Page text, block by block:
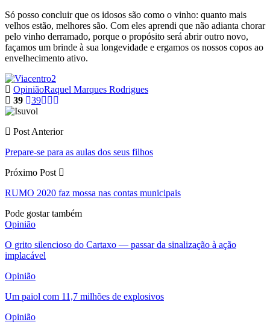
Só posso concluir que os idosos são como o vinho: quanto mais
velhos estão, melhores são. Com eles aprendi que não adianta chorar
pelo vinho derramado, porque o propósito será abrir outro novo,
façamos um brinde à sua longevidade e ergamos os nossos copos ao
envelhecimento ativo.
OpiniãoRaquel Marques Rodrigues
39
39
Post Anterior
Prepare-se para as aulas dos seus filhos
Próximo Post
RUMO 2020 faz mossa nas contas municipais
Pode gostar também
Opinião
O grito silencioso do Cartaxo — passar da sinalização à ação
implacável
Opinião
Um paiol com 11,7 milhões de explosivos
Opinião